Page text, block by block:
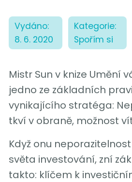
Vydáno:
8. 6. 2020
Kategorie:
Spořím si
Mistr Sun v knize Umění
jedno ze základních
vynikajícího stratéga:
tkví v obraně, možnost
Když onu
světa investování, zní
takto: klíčem k